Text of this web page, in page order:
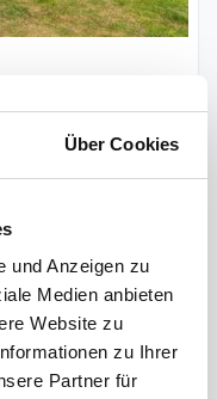
Über Cookies
und Anzeigen zu
Medien anbieten
Website zu
zu Ihrer
Partner für
pro Woche ab
434 €
sus91-7512